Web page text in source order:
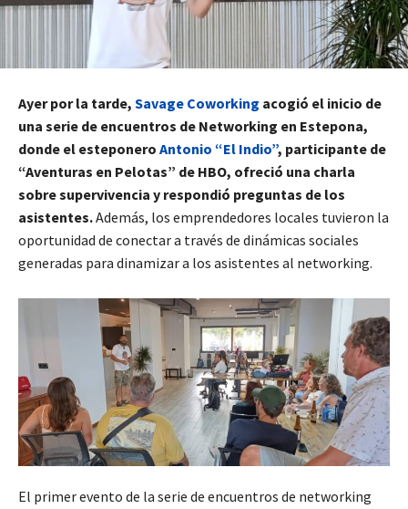
Ayer por la tarde, Savage Coworking acogió el inicio de
una serie de encuentros de Networking en Estepona,
donde el esteponero Antonio “El Indio”, participante de
“Aventuras en Pelotas” de HBO, ofreció una charla
sobre supervivencia y respondió preguntas de los
asistentes.Además, los emprendedores locales tuvieron la
oportunidad de conectar a través de dinámicas sociales
generadas para dinamizar a los asistentes al networking.
El primer evento de la serie de encuentros de networking